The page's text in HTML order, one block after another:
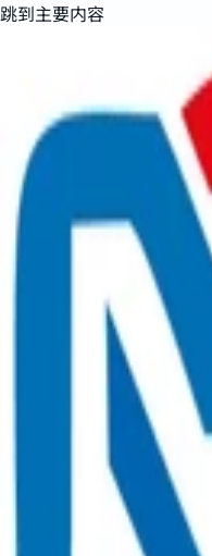
跳到主要内容